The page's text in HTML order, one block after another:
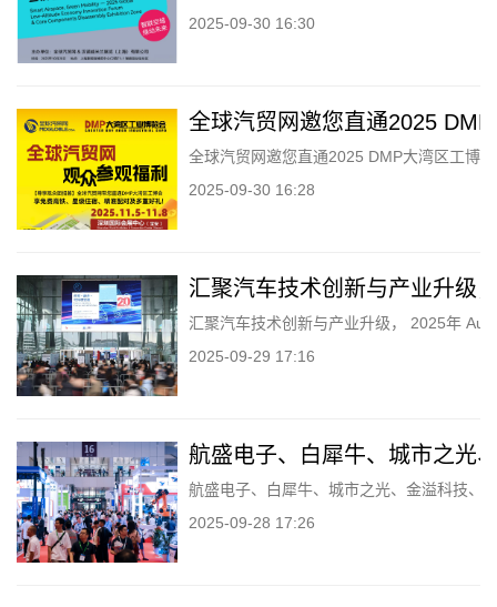
2025-09-30 16:30
全球汽贸网邀您直通2025
全球汽贸网邀您直通2025 DMP大湾区工博
2025-09-30 16:28
汇聚汽车技术创新与产业升级
汇聚汽车技术创新与产业升级， 2025年
2025-09-29 17:16
航盛电子、白犀牛、城市之光
航盛电子、白犀牛、城市之光、金溢科技、
2025-09-28 17:26